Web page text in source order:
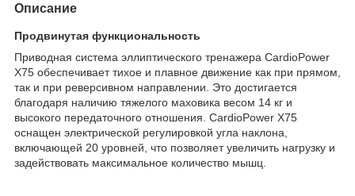
Описание
Продвинутая функциональность
Приводная система эллиптического тренажера CardioPower
X75 обеспечивает тихое и плавное движение как при прямом,
так и при реверсивном направлении. Это достигается
благодаря наличию тяжелого маховика весом 14 кг и
высокого передаточного отношения. CardioPower X75
оснащен электрической регулировкой угла наклона,
включающей 20 уровней, что позволяет увеличить нагрузку и
задействовать максимальное количество мышц.